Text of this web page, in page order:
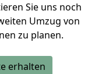
Sie uns noch
Umzug von
zu planen.
erhalten